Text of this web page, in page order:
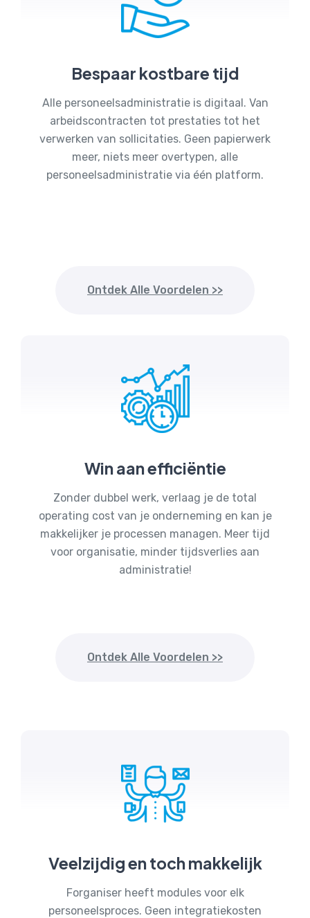
Bespaar kostbare tijd
Alle personeelsadministratie is digitaal. Van
arbeidscontracten tot prestaties tot het
verwerken van sollicitaties. Geen papierwerk
meer, niets meer overtypen, alle
personeelsadministratie via één platform.
Ontdek Alle Voordelen >>
Win aan efficiëntie
Zonder dubbel werk, verlaag je de total
operating cost van je onderneming en kan je
makkelijker je processen managen. Meer tijd
voor organisatie, minder tijdsverlies aan
administratie!
Ontdek Alle Voordelen >>
Veelzijdig en toch makkelijk
Forganiser heeft modules voor elk
personeelsproces. Geen integratiekosten